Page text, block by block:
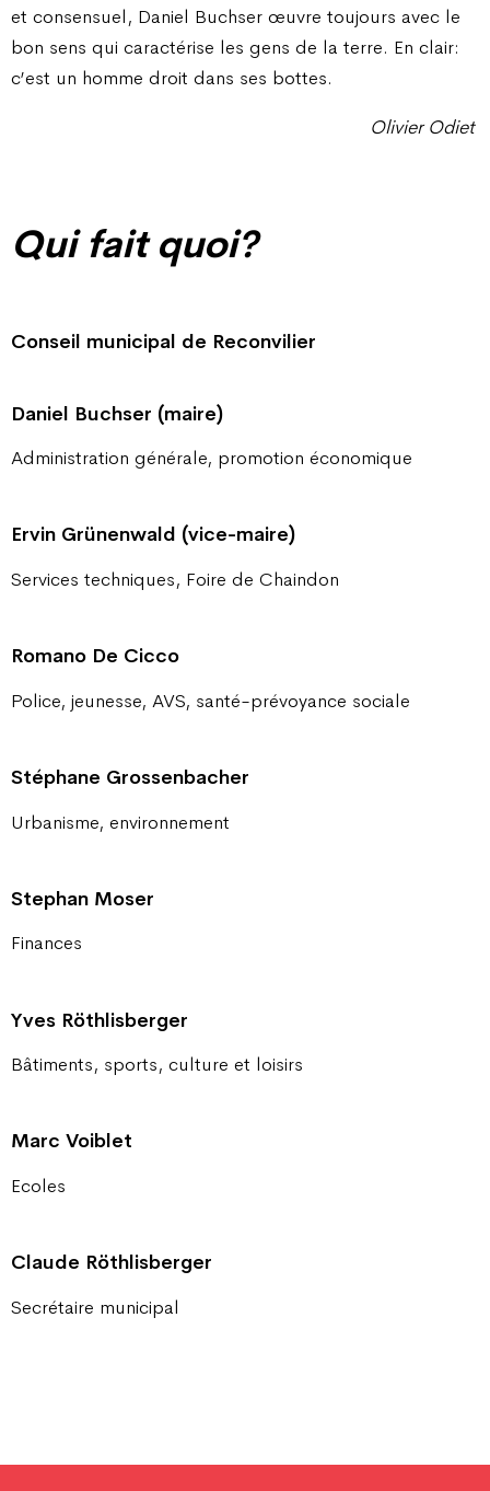
et consensuel, Daniel Buchser œuvre toujours avec le
bon sens qui caractérise les gens de la terre. En clair:
c’est un homme droit dans ses bottes.
Olivier Odiet
Qui fait quoi?
Conseil municipal de Reconvilier
Daniel Buchser (maire)
Administration générale, promotion économique
Ervin Grünenwald (vice-maire)
Services techniques, Foire de Chaindon
Romano De Cicco
Police, jeunesse, AVS, santé-prévoyance sociale
Stéphane Grossenbacher
Urbanisme, environnement
Stephan Moser
Finances
Yves Röthlisberger
Bâtiments, sports, culture et loisirs
Marc Voiblet
Ecoles
Claude Röthlisberger
Secrétaire municipal